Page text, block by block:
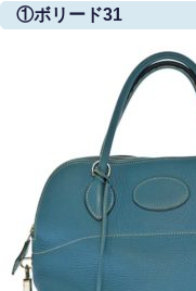
①ボリード31